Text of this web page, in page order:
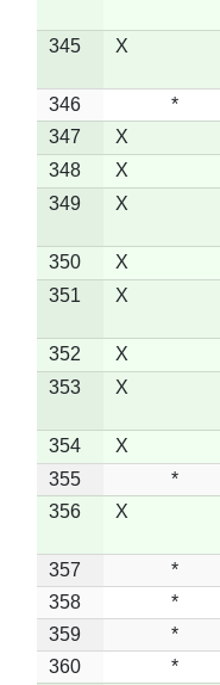
345 X
346 *
347
X
348
X
349
X
350 X
351
X
352 X
353
X
354 X
355
*
356
X
357 *
358
*
359
*
360
*